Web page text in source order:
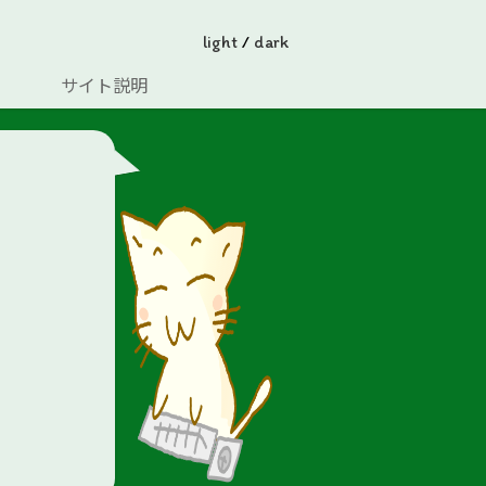
light / dark
サイト説明